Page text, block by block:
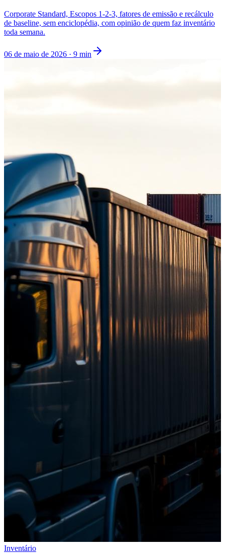
Corporate Standard, Escopos 1-2-3, fatores de emissão e recálculo
de baseline, sem enciclopédia, com opinião de quem faz inventário
toda semana.
06 de maio de 2026 · 9 min
Inventário